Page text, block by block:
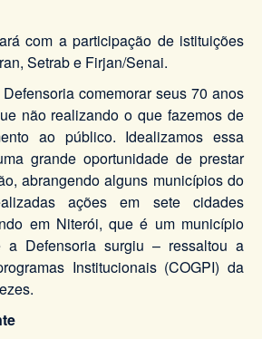
com a participação de istituições
Setrab e Firjan/Senai.
comemorar seus 70 anos
não realizando o que fazemos de
ao público. Idealizamos essa
grande oportunidade de prestar
abrangendo alguns municípios do
ações em sete cidades
em Niterói, que é um município
a Defensoria surgiu – ressaltou a
Institucionais (COGPI) da